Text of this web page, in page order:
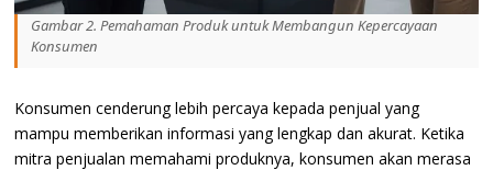
Gambar 2. Pemahaman Produk untuk Membangun Kepercayaan
Konsumen
Konsumen cenderung lebih percaya kepada penjual yang
mampu memberikan informasi yang lengkap dan akurat. Ketika
mitra penjualan memahami produknya, konsumen akan merasa